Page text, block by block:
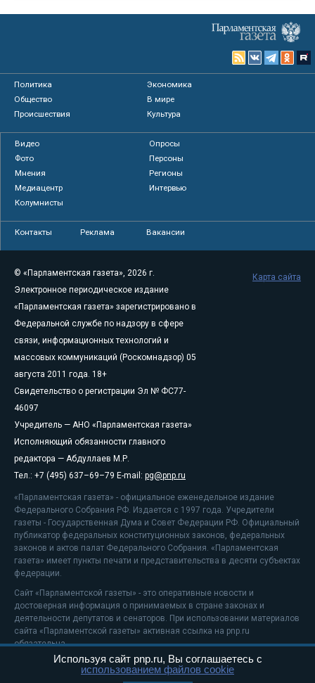
Политика
Экономика
Общество
В мире
Происшествия
Культура
Видео
Опросы
Фото
Персоны
Мнения
Регионы
Медиацентр
Интервью
Колумнисты
Контакты Реклама Вакансии
© «Парламентская газета», 2026 г.
Электронное периодическое издание
«Парламентская газета» зарегистрировано в
Федеральной службе по надзору в сфере
связи, информационных технологий и
массовых коммуникаций (Роскомнадзор) 05
августа 2011 года. 18+
Свидетельство о регистрации Эл № ФС77-
46097
Учредитель — АНО «Парламентская газета»
Исполняющий обязанности главного
редактора — Абдуллаев М.Р.
Тел.: +7 (495) 637–69–79 E-mail: pg@pnp.ru
«Парламентская газета» - официальное еженедельное издание
Федерального Собрания РФ. Издается с 1997 года. Учредители
газеты - Государственная Дума и Совет Федерации РФ. Официальный
публикатор федеральных конституционных законов, федеральных
законов и актов палат Федерального Собрания. «Парламентская
газета» имеет пункты печати и представительства в десяти субъектах
федерации.
Сайт «Парламентской газеты» - это оперативные новости и
достоверная информация о принимаемых в стране законах и
деятельности депутатов и сенаторов. При использовании материалов
сайта «Парламентской газеты» активная ссылка на pnp.ru
обязательна.
На информационном ресурсе применяютсярекомендательные
Карта сайта
Используя сайт pnp.ru, Вы соглашаетесь с
использованием файлов cookie